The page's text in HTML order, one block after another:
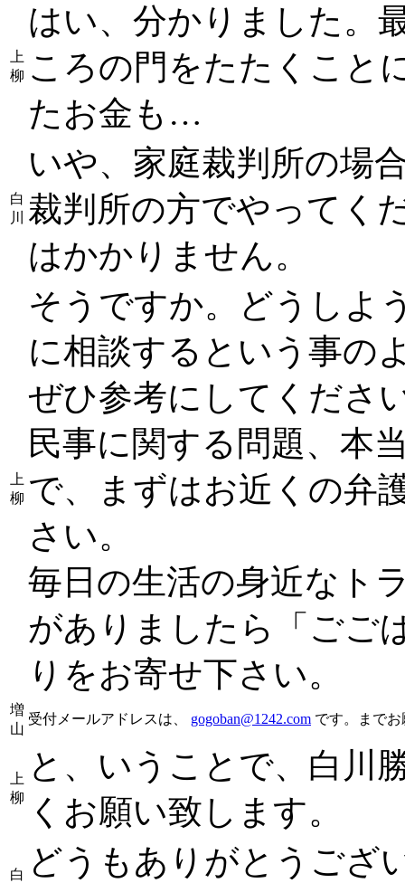
上
柳
はい、分かりました。
ころの門をたたくこと
たお金も…
白
川
いや、家庭裁判所の場
裁判所の方でやってく
はかかりません。
上
柳
そうですか。どうしよ
に相談するという事の
ぜひ参考にしてくださ
民事に関する問題、本
で、まずはお近くの弁
さい。
毎日の生活の身近なト
がありましたら「ごご
りをお寄せ下さい。
増
山
受付メールアドレスは、 gogoban@1242.com です。まで
上
柳
と、いうことで、白川
くお願い致します。
白
どうもありがとうござ